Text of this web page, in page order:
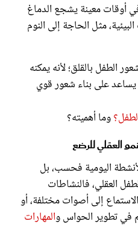
أوقات معينة يشجع الدماغ
مثل الحاجة إلى النوم
الطفل بالقلق؛ لأنه يمكنه
يساعد على بناء شعور قوي
وما أهميته؟
العقلي للرضع
اليومية فحسب، بل
العقلي، فالنشاطات
الاستماع إلى أصوات مختلفة، أو
في تطوير الحواس والمهارات